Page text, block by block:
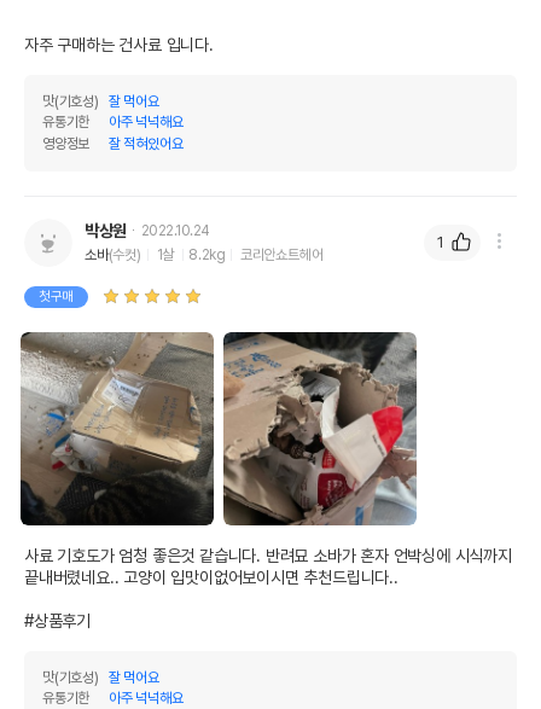
자주 구매하는 건사료 입니다.
맛(기호성)
잘 먹어요
유통기한
아주 넉넉해요
영양정보
잘 적혀있어요
박상원
2022.10.24
소바(수컷) 1살 8.2kg 코리안쇼트헤어
첫구매
사료 기호도가 엄청 좋은것 같습니다. 반려묘 소바가 혼자 언박싱에 시식까지
끝내버렸네요.. 고양이 입맛이없어보이시면 추천드립니다..
#상품후기
맛(기호성)
잘 먹어요
유통기한
아주 넉넉해요
1